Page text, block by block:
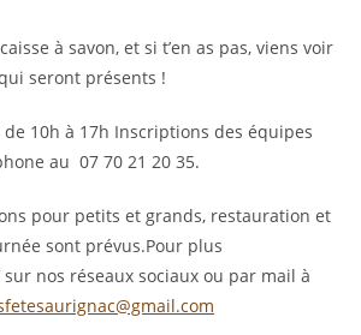
à savon, et si t’en as pas, viens voir
seront présents !
10h à 17h Inscriptions des équipes
au 07 70 21 20 35.
pour petits et grands, restauration et
sont prévus.Pour plus
sur nos réseaux sociaux ou par mail à